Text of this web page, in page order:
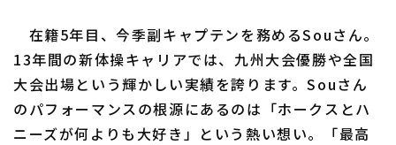
特定商取引法の表示 アルバイト募集 （別ウィンドウで開く
在籍5年目、今季副キャプテンを務めるSouさん。
13年間の新体操キャリアでは、九州大会優勝や全国
大会出場という輝かしい実績を誇ります。Souさん
のパフォーマンスの根源にあるのは「ホークスとハ
ニーズが何よりも大好き」という熱い想い。「最高